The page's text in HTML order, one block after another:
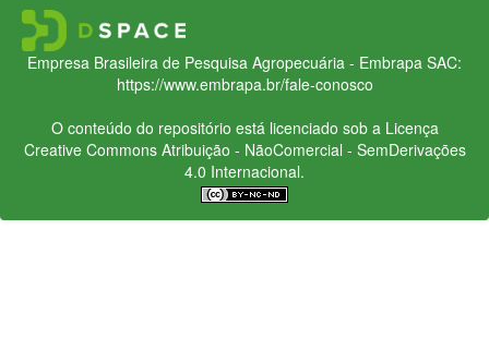
Empresa Brasileira de Pesquisa Agropecuária - Embrapa SAC:
https://www.embrapa.br/fale-conosco
O conteúdo do repositório está licenciado sob a Licença
Creative CommonsAtribuição - NãoComercial - SemDerivações
4.0 Internacional.